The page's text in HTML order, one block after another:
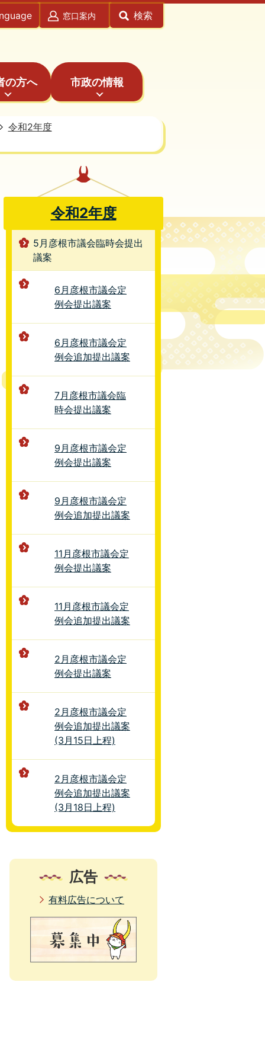
窓口案内 検索
の方へ 市政の情報
令和2年度
令和2年度
5月彦根市議会臨時会提出
議案
6月彦根市議会定
例会提出議案
6月彦根市議会定
例会追加提出議案
7月彦根市議会臨
時会提出議案
9月彦根市議会定
例会提出議案
9月彦根市議会定
例会追加提出議案
11月彦根市議会定
例会提出議案
11月彦根市議会定
例会追加提出議案
2月彦根市議会定
例会提出議案
2月彦根市議会定
例会追加提出議案
(3月15日上程)
2月彦根市議会定
例会追加提出議案
(3月18日上程)
広告
有料広告について